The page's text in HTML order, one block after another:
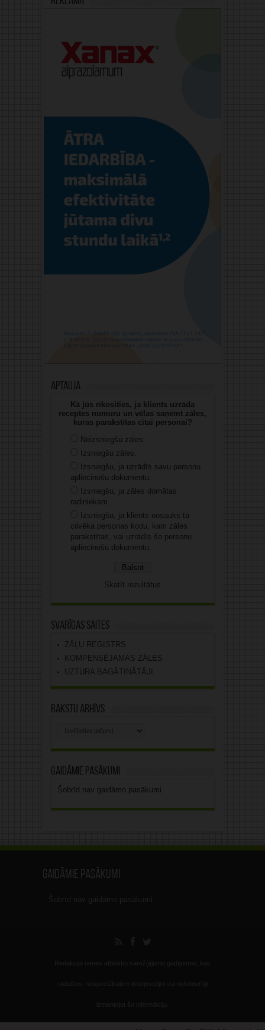
Aptauja
Kā jūs rīkosities, ja klients uzrāda
receptes numuru un vēlas saņemt zāles,
kuras parakstītas citai personai?
Neizsniegšu zāles.
Izsniegšu zāles.
Izsniegšu, ja uzrādīs savu personu
apliecinošu dokumentu.
Izsniegšu, ja zāles domātas
radiniekam.
Izsniegšu, ja klients nosauks tā
cilvēka personas kodu, kam zāles
parakstītas, vai uzrādīs šo personu
apliecinošu dokumentu.
Skatīt rezultātus
Svarīgas saites
ZĀĻU REĢISTRS
KOMPENSĒJAMĀS ZĀLES
UZTURA BAGĀTINĀTĀJI
Rakstu arhīvs
Gaidāmie pasākumi
Šobrīd nav gaidāmo pasākumi.
Gaidāmie pasākumi
Šobrīd nav gaidāmo pasākumi.
Redakcija nenes atbildību sarežģījumu gadījumos, kas